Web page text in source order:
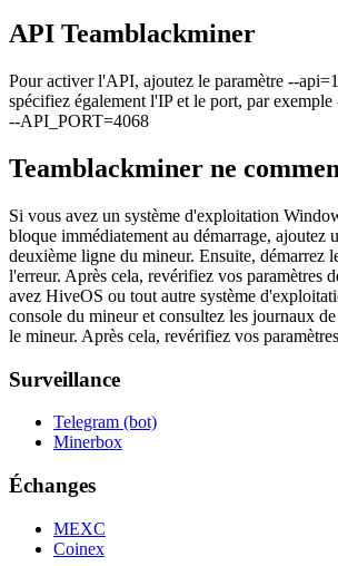
API Teamblackminer
Pour activer l'API, ajoutez le paramètre --
spécifiez également l'IP et le port, par
--API_PORT=4068
Teamblackminer ne
Si vous avez un système d'exploitation
bloque immédiatement au démarrage, ajoutez
deuxième ligne du mineur. Ensuite, démarrez
l'erreur. Après cela, revérifiez vos paramètres
avez HiveOS ou tout autre système
console du mineur et consultez les journaux de
le mineur. Après cela, revérifiez vos
Surveillance
Telegram (bot)
Minerbox
Échanges
MEXC
Coinex